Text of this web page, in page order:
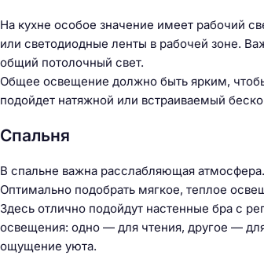
На кухне особое значение имеет рабочий
или светодиодные ленты в рабочей зоне.
общий потолочный свет.
Общее освещение должно быть ярким,
подойдет натяжной или встраиваемый
Спальня
В спальне важна расслабляющая
Оптимально подобрать мягкое, теплое
Здесь отлично подойдут настенные бра с
освещения: одно — для чтения, другое —
ощущение уюта.